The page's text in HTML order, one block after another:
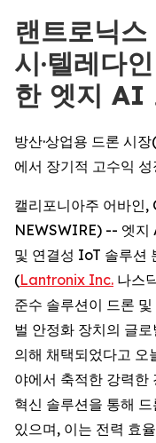
랜트로닉
시·텔레다
한 엣지 AI
방산·상업용 드론 시
에서 장기적 고수익
캘리포니아주 어바인
NEWSWIRE) -- 엣지
및 연결성 IoT 솔루션
(Lantronix Inc. 나스
준수 솔루션이 드론
벌 안정화 장치의 글
의해 채택되었다고 오
야에서 축적한 강력
혁신 솔루션을 통해
있으며, 이는 전력 효